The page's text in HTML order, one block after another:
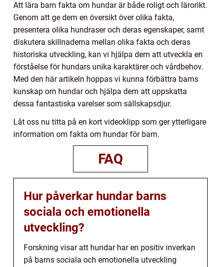
Att lära barn fakta om hundar är både roligt och lärorikt.
Genom att ge dem en översikt över olika fakta,
presentera olika hundraser och deras egenskaper, samt
diskutera skillnaderna mellan olika fakta och deras
historiska utveckling, kan vi hjälpa dem att utveckla en
förståelse för hundars unika karaktärer och vårdbehov.
Med den här artikeln hoppas vi kunna förbättra barns
kunskap om hundar och hjälpa dem att uppskatta
dessa fantastiska varelser som sällskapsdjur.
Låt oss nu titta på en kort videoklipp som ger ytterligare
information om fakta om hundar för barn.
FAQ
Hur påverkar hundar barns
sociala och emotionella
utveckling?
Forskning visar att hundar har en positiv inverkan
på barns sociala och emotionella utveckling